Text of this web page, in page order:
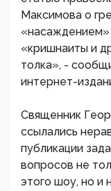
Максимова о
«насаждением»
«кришнаиты и
толка», -
интернет-
Священник
ссылались
публикации
вопросов не
этого шоу, но и